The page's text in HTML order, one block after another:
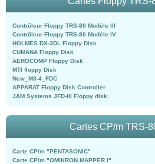
Contrôleur Floppy TRS-80 Modèle III
Contrôleur Floppy TRS-80 Modèle IV
HOLMES DX-3DL Floppy Disk
CUMANA Floppy Disk
AEROCOMP Floppy Disk
MTI floppy Disk
New_M3-4_FDC
APPARAT Floppy Disk Controller
J&M Systems JFD-III Floppy disk
Cartes CP/m TRS-
Carte CP/m "PENTASONIC"
Carte CP/m "OMIKRON MAPPER I"